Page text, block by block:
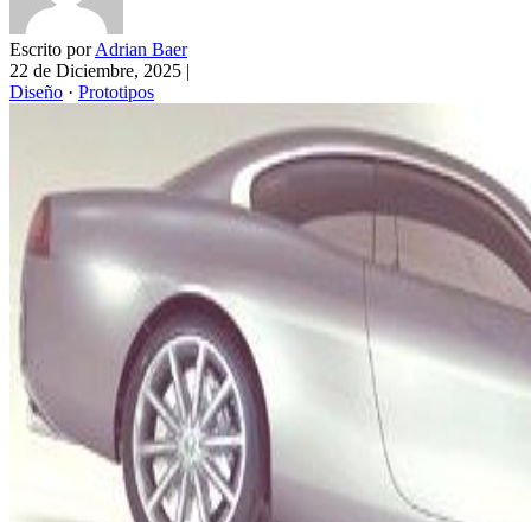
Escrito porAdrian Baer
22 de Diciembre, 2025 |
Diseño · Prototipos